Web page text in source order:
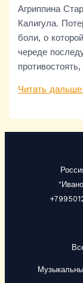
Агриппина
Калигула.
боли, о
череде
Читать